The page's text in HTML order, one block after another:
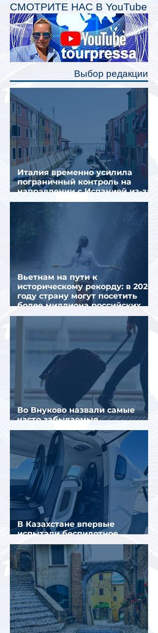
планируется начать в 2027 году.
Одним из главных нововведений
станут индивидуальные шторки у
каждого спального места. Они
позволят пассажирам закрыть свою
полку во время сна или отдыха,
СМОТРИТЕ НАС В YouTube
Выбор редакции
Италия временно усилила
пограничный контроль на
направлении с Испанией из-за
миграционного кризиса
Вьетнам на пути к
историческому рекорду: в 2026
году страну могут посетить
более миллиона российских
туристов
Во Внуково назвали самые
часто забываемые
пассажирами вещи
В Казахстане впервые
испытали беспилотное
аэротакси с пассажирами